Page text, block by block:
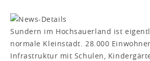
Sundern im Hochsauerland ist
normale Kleinstadt. 28.000
Infrastruktur mit Schulen,